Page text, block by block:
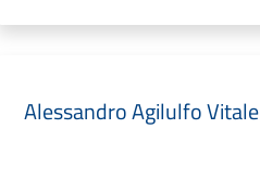
Alessandro Agilulfo Vitale